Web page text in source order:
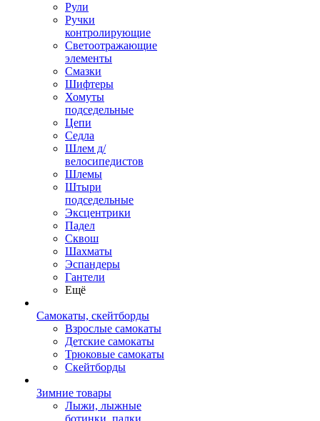
Рули
Ручки
контролирующие
Светоотражающие
элементы
Смазки
Шифтеры
Хомуты
подседельные
Цепи
Седла
Шлем д/
велосипедистов
Шлемы
Штыри
подседельные
Эксцентрики
Падел
Сквош
Шахматы
Эспандеры
Гантели
Ещё
Самокаты, скейтборды
Взрослые самокаты
Детские самокаты
Трюковые самокаты
Скейтборды
Зимние товары
Лыжи, лыжные
ботинки, палки